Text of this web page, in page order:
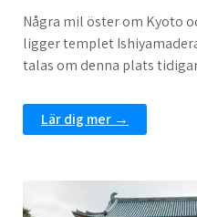
Några mil öster om Kyoto
ligger templet
talas om denna plats
Lär dig mer →